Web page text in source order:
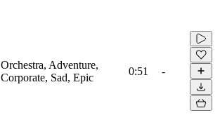
Orchestra, Adventure,
Corporate, Sad, Epic
0:51 -